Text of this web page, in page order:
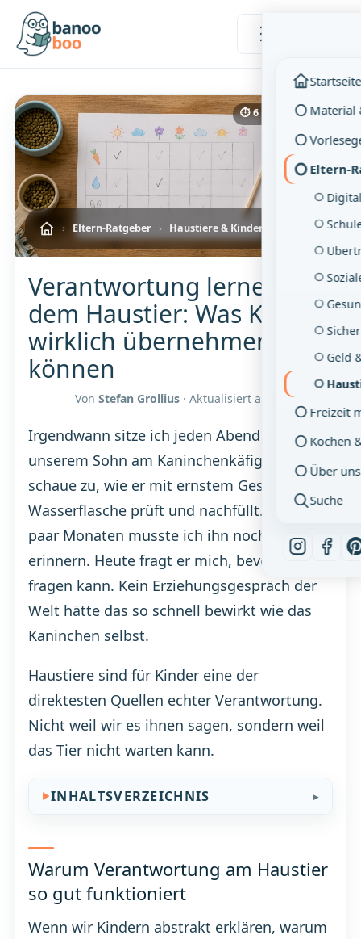
Startseite
Material
Eltern-
Geld
Freizeit
Kochen
Über uns
Suche
› Eltern-Ratgeber › Haustiere & Kinder
⏱ 6 Min. Lesezeit
Verantwortung lernen mit
dem Haustier: Was Kinder
wirklich übernehmen
können
VonStefan Grollius · Aktualisiert am 06.08.2026
Irgendwann sitze ich jeden Abend mit
unserem Sohn am Kaninchenkäfig und
schaue zu, wie er mit ernstem Gesicht die
Wasserflasche prüft und nachfüllt. Vor ein
paar Monaten musste ich ihn noch daran
erinnern. Heute fragt er mich, bevor ich
fragen kann. Kein Erziehungsgespräch der
Welt hätte das so schnell bewirkt wie das
Kaninchen selbst.
Haustiere sind für Kinder eine der
direktesten Quellen echter Verantwortung.
Nicht weil wir es ihnen sagen, sondern weil
das Tier nicht warten kann.
INHALTSVERZEICHNIS
Warum Verantwortung am Haustier
so gut funktioniert
Wenn wir Kindern abstrakt erklären, warum